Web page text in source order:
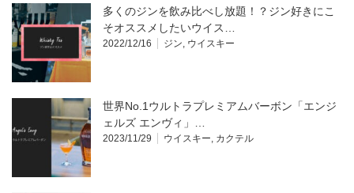
多くのジンを飲み比べし放題！？ジン好きにこ
そオススメしたいウイス…
2022/12/16 ジン ウイスキー
世界No.1ウルトラプレミアムバーボン「エンジ
ェルズ エンヴィ」…
2023/11/29 ウイスキー カクテル